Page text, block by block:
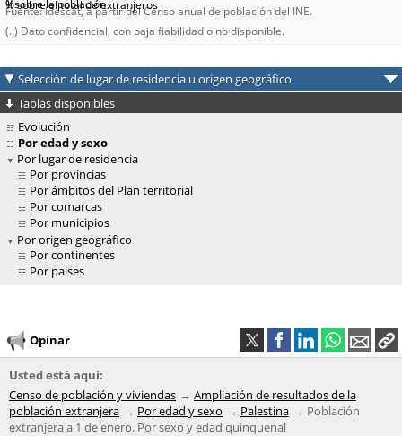
Fuente: Idescat, a partir del Censo anual de población del INE.
(..) Dato confidencial, con baja fiabilidad o no disponible.
Selección de lugar de residencia u origen geográfico
Tablas disponibles
Evolución
Por edad y sexo
Por lugar de residencia
Por provincias
Por ámbitos del Plan territorial
Por comarcas
Por municipios
Por origen geográfico
Por continentes
Por paises
Opinar
Usted está aquí:
Censo de población y viviendas
Ampliación de resultados de la
población extranjera
Por edad y sexo Palestina
Población
extranjera a 1 de enero. Por sexo y edad quinquenal